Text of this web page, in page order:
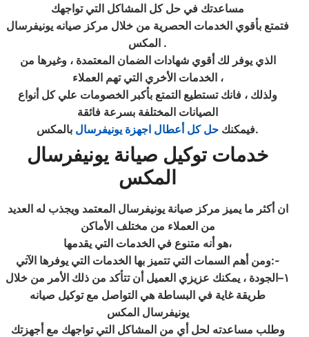
مساعدتك في حل كل المشاكل التي تواجهك
فتمتع بأقوي الخدمات الحصرية من خلال مركز صيانه يونيفرسال
المكس .
الذي يوفر لك أقوي شهادات الضمان المعتمدة ، وغيرها من
الخدمات الأخري التي تهم العملاء ،
ولذلك ، فانك تستطيع التمتع بأكبر الخصومات علي كل أنواع
الصيانات المختلفة بسرعة فائقة
فيمكنك حل كل أعطال اجهزة يونيفرسال بالمكس.
خدمات توكيل صيانة يونيفرسال
المكس
ان أكثر ما يميز مركز صيانة يونيفرسال المعتمد ويجذب له العديد
من العملاء من مختلف الأماكن
هو أنه متنوع في الخدمات التي يقدمها،
ومن أهم السمات التي تتميز بها الخدمات التي يوفرها الآتي:-
١–الجودة ، يمكنك عزيزي العميل أن تتأكد من ذلك الأمر من خلال
طريقة غاية في البساطة هي التواصل مع توكيل صيانه
يونيفرسال المكس
وطلب مساعدته لحل أي من المشاكل التي تواجهك مع أجهزتك